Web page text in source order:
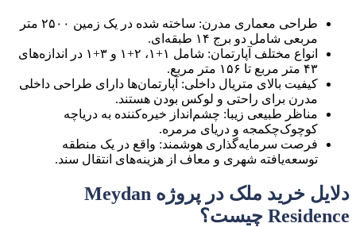
طراحی معماری مدرن: ساخته شده در یک زمین ۲۵۰۰ متر
مربعی شامل دو برج ۱۴ طبقه‌ای.
انواع مختلف آپارتمان: شامل ۱+۱، ۲+۱ و ۳+۱ در اندازه‌های
۴۳ متر مربع تا ۱۵۶ متر مربع.
کیفیت بالای متریال داخلی: آپارتمان‌ها دارای طراحی داخلی
مدرن برای راحتی و لوکس بودن هستند.
مناظر طبیعی زیبا: چشم‌انداز خیره‌کننده به دریاچه
کوچوک‌چکمجه و دریای مرمره.
فرصت سرمایه‌گذاری هوشمند: واقع در یک منطقه
توسعه‌یافته شهری و معاف از هزینه‌های انتقال سند.
دلایل خرید ملک در پروژه Meydan
Residence چیست؟